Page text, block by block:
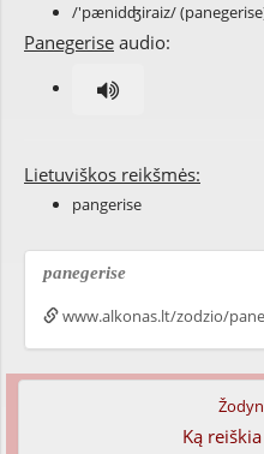
/'pænidʤiraiz/
Panegerise audio:
Lietuviškos reikšmės:
pangerise
panegerise
www.alkonas.lt/zodzio/
Ką